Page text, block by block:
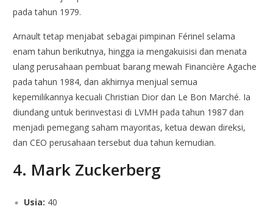
pada tahun 1979.
Arnault tetap menjabat sebagai pimpinan Férinel selama
enam tahun berikutnya, hingga ia mengakuisisi dan menata
ulang perusahaan pembuat barang mewah Financière Agache
pada tahun 1984, dan akhirnya menjual semua
kepemilikannya kecuali Christian Dior dan Le Bon Marché. Ia
diundang untuk berinvestasi di LVMH pada tahun 1987 dan
menjadi pemegang saham mayoritas, ketua dewan direksi,
dan CEO perusahaan tersebut dua tahun kemudian.
4. Mark Zuckerberg
Usia: 40